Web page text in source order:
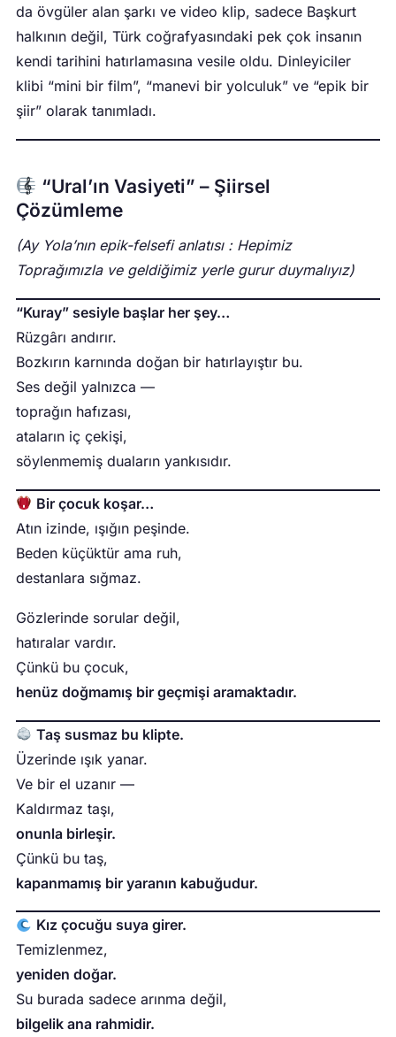
da övgüler alan şarkı ve video klip, sadece Başkurt
halkının değil, Türk coğrafyasındaki pek çok insanın
kendi tarihini hatırlamasına vesile oldu. Dinleyiciler
klibi “mini bir film”, “manevi bir yolculuk” ve “epik bir
şiir” olarak tanımladı.
“Ural’ın Vasiyeti” – Şiirsel
Çözümleme
(Ay Yola’nın epik-felsefi anlatısı : Hepimiz
Toprağımızla ve geldiğimiz yerle gurur duymalıyız)
“Kuray” sesiyle başlar her şey…
Rüzgârı andırır.
Bozkırın karnında doğan bir hatırlayıştır bu.
Ses değil yalnızca —
toprağın hafızası,
ataların iç çekişi,
söylenmemiş duaların yankısıdır.
Bir çocuk koşar…
Atın izinde, ışığın peşinde.
Beden küçüktür ama ruh,
destanlara sığmaz.
Gözlerinde sorular değil,
hatıralar vardır.
Çünkü bu çocuk,
henüz doğmamış bir geçmişi aramaktadır.
Taş susmaz bu klipte.
Üzerinde ışık yanar.
Ve bir el uzanır —
Kaldırmaz taşı,
onunla birleşir.
Çünkü bu taş,
kapanmamış bir yaranın kabuğudur.
Kız çocuğu suya girer.
Temizlenmez,
yeniden doğar.
Su burada sadece arınma değil,
bilgelik ana rahmidir.